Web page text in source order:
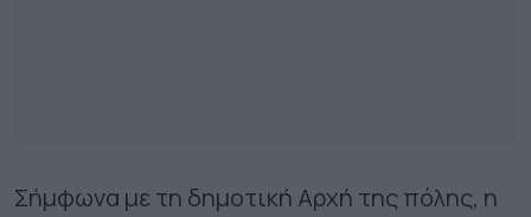
Σήμφωνα με τη δημοτική Αρχή της πόλης, η